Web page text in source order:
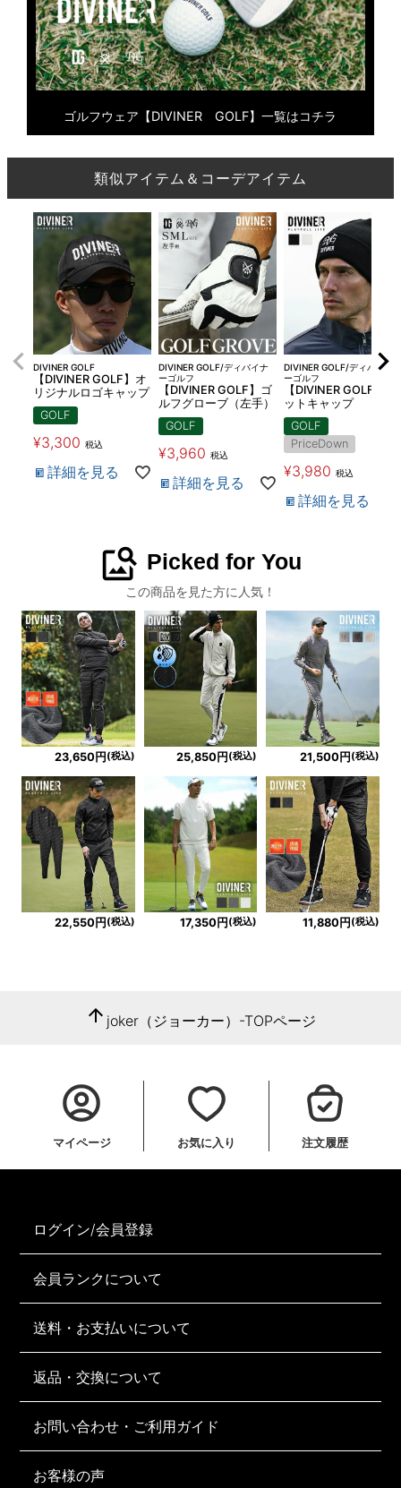
ゴルフウェア【DIVINER GOLF】一覧はコチラ
類似アイテム＆コーデアイテム
DIVINER GOLF
【DIVINER GOLF】オ
リジナルロゴキャップ
GOLF
¥3,300 税込
詳細を見る
DIVINER GOLF/ディバイナ
ーゴルフ
【DIVINER GOLF】ゴ
ルフグローブ（左手）
GOLF
¥3,960 税込
詳細を見る
DIVINER GOLF/ディバイナ
ーゴルフ
【DIVINER GOLF】ニ
ットキャップ
GOLF
PriceDown
¥3,980 税込
詳細を見る
image_search Picked for You
この商品を見た方に人気！
23,650円 (税込) 25,850円 (税込) 21,500円 (税込)
22,550円 (税込) 17,350円 (税込) 11,880円 (税込)
arrow_upward joker（ジョーカー）-TOPページ
マイページ お気に入り 注文履歴
ログイン/会員登録
会員ランクについて
送料・お支払いについて
返品・交換について
お問い合わせ・ご利用ガイド
お客様の声